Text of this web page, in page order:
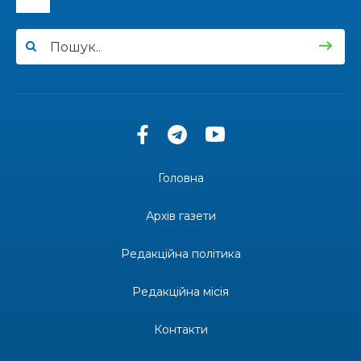
13:54
Солдат Юрій Володимирович Капшук,
Бахмутські майстри представили Донеччину
ваучер: що зміниться з 1 серпня
Головна
Архів газети
Редакційна політика
Редакційна місія
Контакти